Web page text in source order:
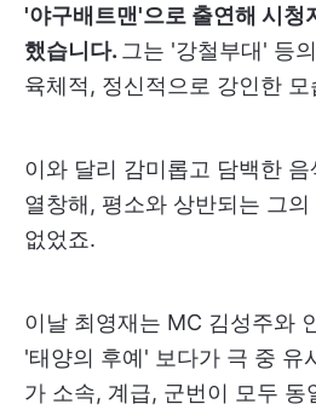
'야구배트맨'으로 출연해 시청
했습니다. 그는 '강철부대' 등
육체적, 정신적으로 강인한
이와 달리 감미롭고 담백한
열창해, 평소와 상반되는 그
없었죠.
이날 최영재는 MC 김성주와
'태양의 후예' 보다가 극 중 유
가 소속, 계급, 군번이 모두 동